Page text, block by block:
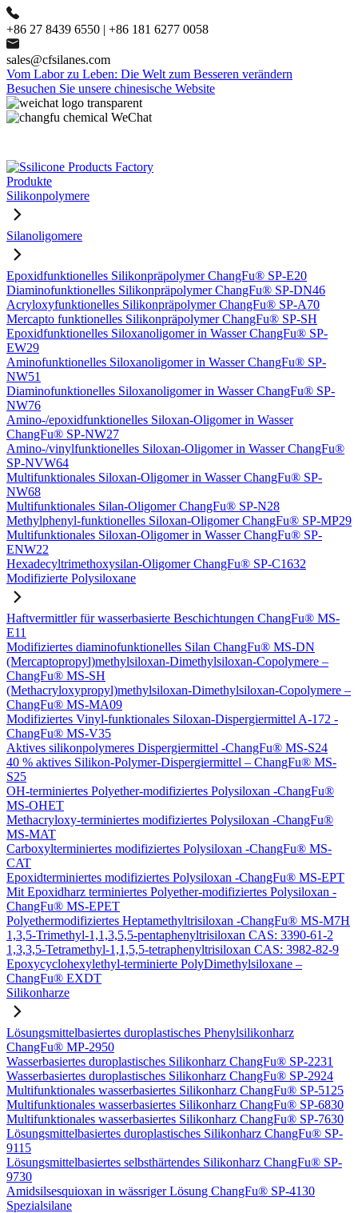
+86 27 8439 6550 | +86 181 6277 0058
sales@cfsilanes.com
Vom Labor zu Leben: Die Welt zum Besseren verändern
Besuchen Sie unsere chinesische Website
Produkte
Silikonpolymere
Silanoligomere
Epoxidfunktionelles Silikonpräpolymer ChangFu® SP-E20
Diaminofunktionelles Silikonpräpolymer ChangFu® SP-DN46
Acryloxyfunktionelles Silikonpräpolymer ChangFu® SP-A70
Mercapto funktionelles Silikonpräpolymer ChangFu® SP-SH
Epoxidfunktionelles Siloxanoligomer in Wasser ChangFu® SP-
EW29
Aminofunktionelles Siloxanoligomer in Wasser ChangFu® SP-
NW51
Diaminofunktionelles Siloxanoligomer in Wasser ChangFu® SP-
NW76
Amino-/epoxidfunktionelles Siloxan-Oligomer in Wasser
ChangFu® SP-NW27
Amino-/vinylfunktionelles Siloxan-Oligomer in Wasser ChangFu®
SP-NVW64
Multifunktionales Siloxan-Oligomer in Wasser ChangFu® SP-
NW68
Multifunktionales Silan-Oligomer ChangFu® SP-N28
Methylphenyl-funktionelles Siloxan-Oligomer ChangFu® SP-MP29
Multifunktionales Siloxan-Oligomer in Wasser ChangFu® SP-
ENW22
Hexadecyltrimethoxysilan-Oligomer ChangFu® SP-C1632
Modifizierte Polysiloxane
Haftvermittler für wasserbasierte Beschichtungen ChangFu® MS-
E11
Modifiziertes diaminofunktionelles Silan ChangFu® MS-DN
(Mercaptopropyl)methylsiloxan-Dimethylsiloxan-Copolymere –
ChangFu® MS-SH
(Methacryloxypropyl)methylsiloxan-Dimethylsiloxan-Copolymere –
ChangFu® MS-MA09
Modifiziertes Vinyl-funktionales Siloxan-Dispergiermittel A-172 -
ChangFu® MS-V35
Aktives silikonpolymeres Dispergiermittel -ChangFu® MS-S24
40 % aktives Silikon-Polymer-Dispergiermittel – ChangFu® MS-
S25
OH-terminiertes Polyether-modifiziertes Polysiloxan -ChangFu®
MS-OHET
Methacryloxy-terminiertes modifiziertes Polysiloxan -ChangFu®
MS-MAT
Carboxylterminiertes modifiziertes Polysiloxan -ChangFu® MS-
CAT
Epoxidterminiertes modifiziertes Polysiloxan -ChangFu® MS-EPT
Mit Epoxidharz terminiertes Polyether-modifiziertes Polysiloxan -
ChangFu® MS-EPET
Polyethermodifiziertes Heptamethyltrisiloxan -ChangFu® MS-M7H
1,3,5-Trimethyl-1,1,3,5,5-pentaphenyltrisiloxan CAS: 3390-61-2
1,3,3,5-Tetramethyl-1,1,5,5-tetraphenyltrisiloxan CAS: 3982-82-9
Epoxycyclohexylethyl-terminierte PolyDimethylsiloxane –
ChangFu® EXDT
Silikonharze
Lösungsmittelbasiertes duroplastisches Phenylsilikonharz
ChangFu® MP-2950
Wasserbasiertes duroplastisches Silikonharz ChangFu® SP-2231
Wasserbasiertes duroplastisches Silikonharz ChangFu® SP-2924
Multifunktionales wasserbasiertes Silikonharz ChangFu® SP-5125
Multifunktionales wasserbasiertes Silikonharz ChangFu® SP-6830
Multifunktionales wasserbasiertes Silikonharz ChangFu® SP-7630
Lösungsmittelbasiertes duroplastisches Silikonharz ChangFu® SP-
9115
Lösungsmittelbasiertes selbsthärtendes Silikonharz ChangFu® SP-
9730
Amidsilsesquioxan in wässriger Lösung ChangFu® SP-4130
Spezialsilane